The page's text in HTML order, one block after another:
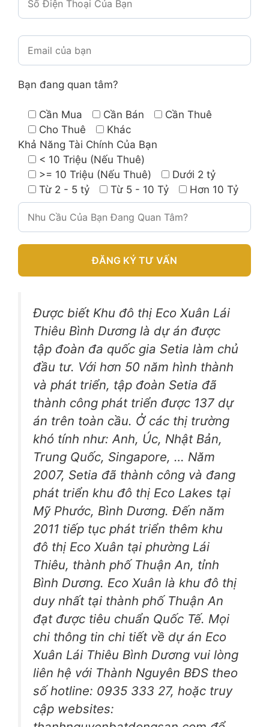
Bạn đang quan tâm?
Cần Mua Cần Bán
Cần Thuê
Cho Thuê
Khác
Khả Năng Tài Chính Của Bạn
< 10 Triệu (Nếu Thuê)
>= 10 Triệu (Nếu Thuê)
Dưới 2 tỷ
Từ 2 - 5 tỷ
Từ 5 - 10 Tỷ Hơn 10 Tỷ
Được biết Khu đô thị Eco Xuân Lái
Thiêu Bình Dương là dự án được
tập đoàn đa quốc gia Setia làm chủ
đầu tư. Với hơn 50 năm hình thành
và phát triển, tập đoàn Setia đã
thành công phát triển được 137 dự
án trên toàn cầu. Ở các thị trường
khó tính như: Anh, Úc, Nhật Bản,
Trung Quốc, Singapore, … Năm
2007, Setia đã thành công và đang
phát triển khu đô thị Eco Lakes tại
Mỹ Phước, Bình Dương. Đến năm
2011 tiếp tục phát triển thêm khu
đô thị Eco Xuân tại phường Lái
Thiêu, thành phố Thuận An, tỉnh
Bình Dương. Eco Xuân là khu đô thị
duy nhất tại thành phố Thuận An
đạt được tiêu chuẩn Quốc Tế. Mọi
chi thông tin chi tiết về dự án Eco
Xuân Lái Thiêu Bình Dương vui lòng
liên hệ với Thành Nguyên BĐS theo
số hotline: 0935 333 27, hoặc truy
cập websites: